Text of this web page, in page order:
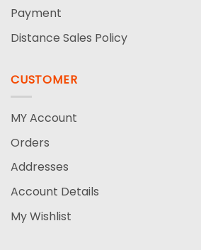
Payment
Distance Sales Policy
CUSTOMER
MY Account
Orders
Addresses
Account Details
My Wishlist